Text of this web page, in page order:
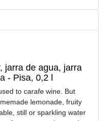
jarra de agua, jarra
- Pisa, 0,2 l
to carafe wine. But
lemonade, fruity
still or sparkling water